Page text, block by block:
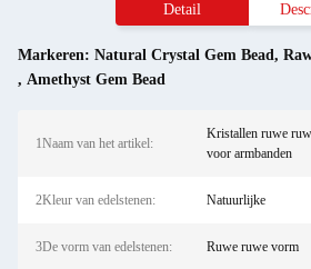
Detail
Markeren: Natural Crystal Gem Bead,
, Amethyst Gem Bead
1Naam van het artikel:
Kristallen ruwe
voor armbanden
2Kleur van edelstenen: Natuurlijke
3De vorm van edelstenen: Ruwe ruwe vorm